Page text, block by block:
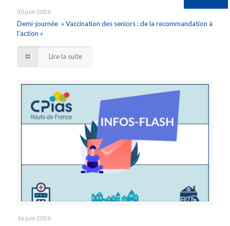
30 juin 2026
Demi-journée » Vaccination des seniors : de la recommandation à
l’action »
Lire la suite
16 juin 2026